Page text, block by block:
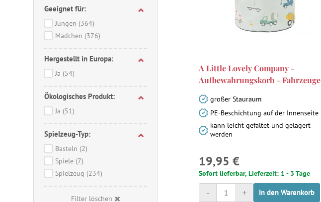
Geeignet für:
Jungen (364)
Mädchen (376)
Hergestellt in Europa:
Ja (54)
Ökologisches Produkt:
Ja (51)
Spielzeug-Typ:
Basteln (2)
Spiele (7)
Spielzeug (234)
Filter löschen
A Little Lovely Company -
Aufbewahrungskorb - Fahrzeuge
großer Stauraum
PE-Beschichtung auf der Innenseite
kann leicht gefaltet und gelagert
werden
19,95 €
Sofort lieferbar, Lieferzeit: 1 - 3 Tage
+
- In den Warenkorb